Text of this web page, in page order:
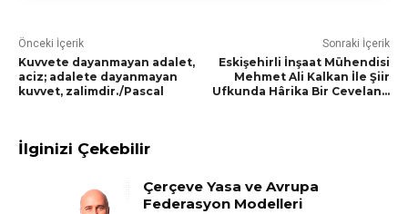
Önceki İçerik
Kuvvete dayanmayan adalet,
aciz; adalete dayanmayan
kuvvet, zalimdir./Pascal
Sonraki İçerik
Eskişehirli İnşaat Mühendisi
Mehmet Ali Kalkan İle Şiir
Ufkunda Hârika Bir Cevelan…
İlginizi Çekebilir
Çerçeve Yasa ve Avrupa
Federasyon Modelleri